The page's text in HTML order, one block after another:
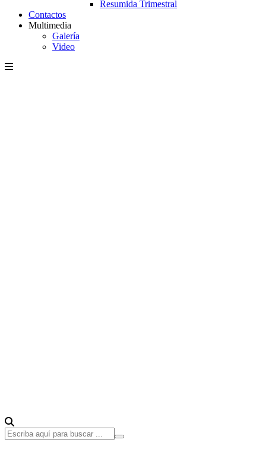
Resumida Trimestral
Contactos
Multimedia
Galería
Video